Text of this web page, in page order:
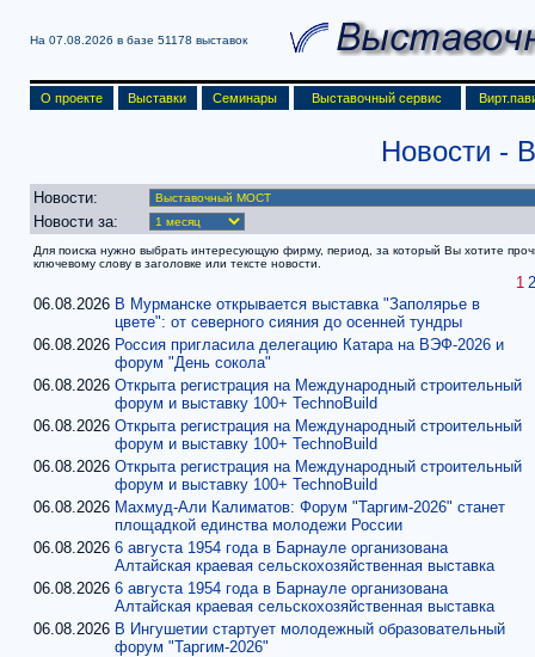
На 07.08.2026 в базе 51178 выставок
О проекте Выставки Семинары Выставочный сервис
Новости -
Новости:
Новости за:
Для поиска нужно выбрать интересующую фирму, период, за который Вы хотите
ключевому слову в заголовке или тексте новости.
1 2
06.08.2026 В Мурманске открывается выставка "Заполярье в
цвете": от северного сияния до осенней тундры
06.08.2026 Россия пригласила делегацию Катара на ВЭФ-2026 и
форум "День сокола"
06.08.2026 Открыта регистрация на Международный строительный
форум и выставку 100+ TechnoBuild
06.08.2026 Открыта регистрация на Международный строительный
форум и выставку 100+ TechnoBuild
06.08.2026 Открыта регистрация на Международный строительный
форум и выставку 100+ TechnoBuild
06.08.2026 Махмуд-Али Калиматов: Форум "Таргим-2026" станет
площадкой единства молодежи России
06.08.2026 6 августа 1954 года в Барнауле организована
Алтайская краевая сельскохозяйственная выставка
06.08.2026 6 августа 1954 года в Барнауле организована
Алтайская краевая сельскохозяйственная выставка
06.08.2026 В Ингушетии стартует молодежный образовательный
форум "Таргим-2026"